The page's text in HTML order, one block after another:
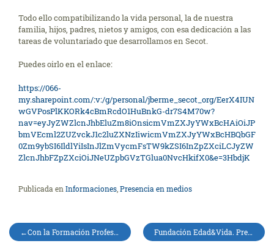
Todo ello compatibilizando la vida personal, la de nuestra
familia, hijos, padres, nietos y amigos, con esa dedicación a las
tareas de voluntariado que desarrollamos en Secot.
Puedes oirlo en el enlace:
https://066-
my.sharepoint.com/:v:/g/personal/jberme_secot_org/EerX4IUN
wGVPosPlKKORk4cBmRcdO1HuBnkG-dr7S4M70w?
nav=eyJyZWZlcnJhbEluZm8iOnsicmVmZXJyYWxBcHAiOiJP
bmVEcml2ZUZvckJ1c2luZXNzIiwicmVmZXJyYWxBcHBQbGF
0Zm9ybSI6IldlYiIsInJlZmVycmFsTW9kZSI6InZpZXciLCJyZW
ZlcnJhbFZpZXciOiJNeUZpbGVzTGlua0NvcHkifX0&e=3HbdjK
Publicada en Informaciones Presencia en medios
Navegación
Con la Formación Profesional. Instituto de Murgia Fundación Edad&Vida. Presentación y mesa redonda sobre «Tú nuevo proyecto de vida»